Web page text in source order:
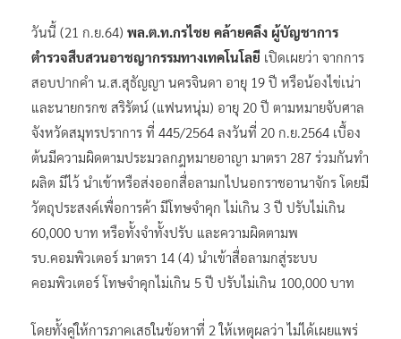
วันนี้ (21 ก.ย.64) พล.ต.ท.กรไชย คล้ายคลึง ผู้บัญชาการ
ตำรวจสืบสวนอาชญากรรมทางเทคโนโลยี เปิดเผยว่า จากการ
สอบปากคำ น.ส.สุธัญญา นครจินดา อายุ 19 ปี หรือน้องไข่เน่า
และนายกรกช สริรัตน์ (แฟนหนุ่ม) อายุ 20 ปี ตามหมายจับศาล
จังหวัดสมุทรปราการ ที่ 445/2564 ลงวันที่ 20 ก.ย.2564 เบื้อง
ต้นมีความผิดตามประมวลกฎหมายอาญา มาตรา 287 ร่วมกันทำ
ผลิต มีไว้ นำเข้าหรือส่งออกสื่อลามกไปนอกราชอานาจักร โดยมี
วัตถุประสงค์เพื่อการค้า มีโทษจำคุก ไม่เกิน 3 ปี ปรับไม่เกิน
60,000 บาท หรือทั้งจำทั้งปรับ และความผิดตามพ
รบ.คอมพิวเตอร์ มาตรา 14 (4) นำเข้าสื่อลามกสู่ระบบ
คอมพิวเตอร์ โทษจำคุกไม่เกิน 5 ปี ปรับไม่เกิน 100,000 บาท
โดยทั้งคู่ให้การภาคเสธในข้อหาที่ 2 ให้เหตุผลว่า ไม่ได้เผยแพร่